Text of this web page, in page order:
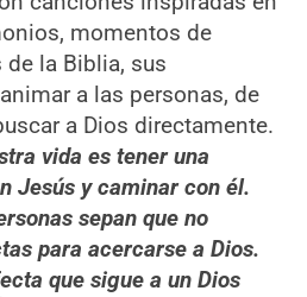
momentos de
la Biblia, sus
a las personas, de
a Dios directamente.
vida es tener una
Jesús y caminar con él.
sepan que no
para acercarse a Dios.
que sigue a un Dios